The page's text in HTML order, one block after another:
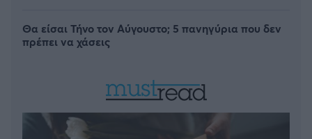
Θα είσαι Τήνο τον Αύγουστο; 5 πανηγύρια που δεν
πρέπει να χάσεις